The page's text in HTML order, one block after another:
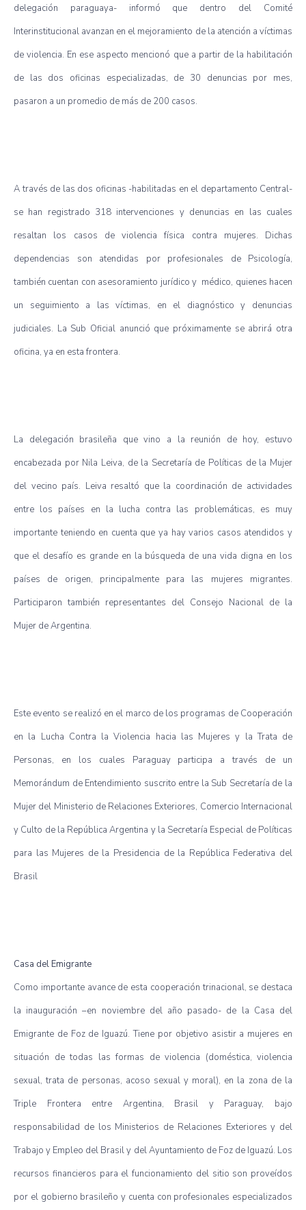
delegación paraguaya- informó que dentro del Comité
Interinstitucional avanzan en el mejoramiento de la atención a víctimas
de violencia. En ese aspecto mencionó que a partir de la habilitación
de las dos oficinas especializadas, de 30 denuncias por mes,
pasaron a un promedio de más de 200 casos.
A través de las dos oficinas -habilitadas en el departamento Central-
se han registrado 318 intervenciones y denuncias en las cuales
resaltan los casos de violencia física contra mujeres. Dichas
dependencias son atendidas por profesionales de Psicología,
también cuentan con asesoramiento jurídico y médico, quienes hacen
un seguimiento a las víctimas, en el diagnóstico y denuncias
judiciales. La Sub Oficial anunció que próximamente se abrirá otra
oficina, ya en esta frontera.
La delegación brasileña que vino a la reunión de hoy, estuvo
encabezada por Nila Leiva, de la Secretaría de Políticas de la Mujer
del vecino país. Leiva resaltó que la coordinación de actividades
entre los países en la lucha contra las problemáticas, es muy
importante teniendo en cuenta que ya hay varios casos atendidos y
que el desafío es grande en la búsqueda de una vida digna en los
países de origen, principalmente para las mujeres migrantes.
Participaron también representantes del Consejo Nacional de la
Mujer de Argentina.
Este evento se realizó en el marco de los programas de Cooperación
en la Lucha Contra la Violencia hacia las Mujeres y la Trata de
Personas, en los cuales Paraguay participa a través de un
Memorándum de Entendimiento suscrito entre la Sub Secretaría de la
Mujer del Ministerio de Relaciones Exteriores, Comercio Internacional
y Culto de la República Argentina y la Secretaría Especial de Políticas
para las Mujeres de la Presidencia de la República Federativa del
Brasil
Casa del Emigrante
Como importante avance de esta cooperación trinacional, se destaca
la inauguración –en noviembre del año pasado- de la Casa del
Emigrante de Foz de Iguazú. Tiene por objetivo asistir a mujeres en
situación de todas las formas de violencia (doméstica, violencia
sexual, trata de personas, acoso sexual y moral), en la zona de la
Triple Frontera entre Argentina, Brasil y Paraguay, bajo
responsabilidad de los Ministerios de Relaciones Exteriores y del
Trabajo y Empleo del Brasil y del Ayuntamiento de Foz de Iguazú. Los
recursos financieros para el funcionamiento del sitio son proveídos
por el gobierno brasileño y cuenta con profesionales especializados